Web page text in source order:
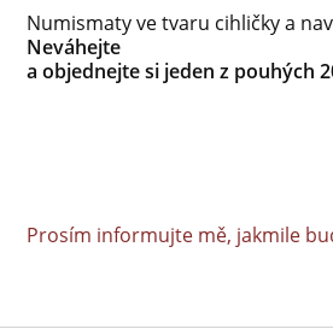
Numismaty ve tvaru cihličky a
Neváhejte
a objednejte si jeden z pouhých
Prosím informujte mě, jakmile